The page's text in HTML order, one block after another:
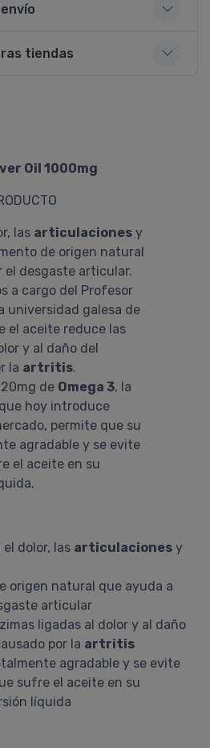
tiendas
Oil 1000mg
las articulaciones y
de origen natural
el desgaste articular.
a cargo del Profesor
universidad galesa de
el aceite reduce las
y al daño del
la artritis.
de Omega 3, la
hoy introduce
permite que su
agradable y se evite
el aceite en su
el dolor, las articulaciones y
origen natural que ayuda a
articular
ligadas al dolor y al daño
por la artritis
agradable y se evite
sufre el aceite en su
líquida